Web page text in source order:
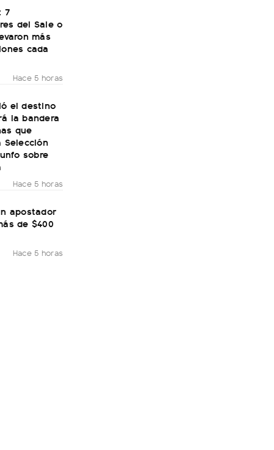
7
del Sale o
más
cada
Hace 5 horas
el destino
la bandera
que
sobre
Hace 5 horas
apostador
de $400
Hace 5 horas